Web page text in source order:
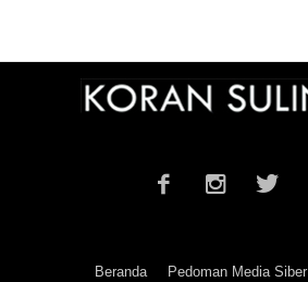
Beranda Pedoman Media Siber